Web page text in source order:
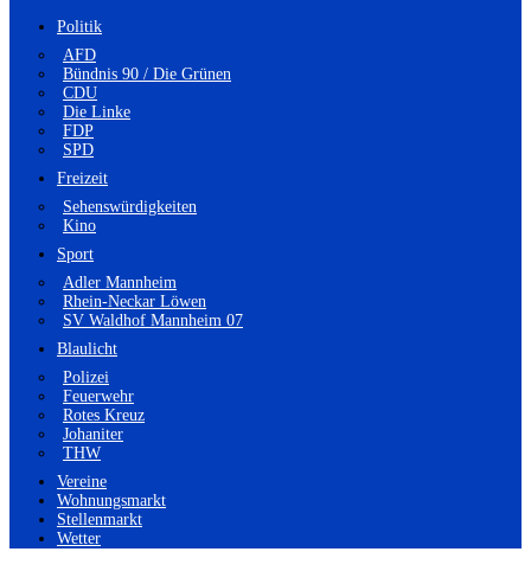
Politik
AFD
Bündnis 90 / Die Grünen
CDU
Die Linke
FDP
SPD
Freizeit
Sehenswürdigkeiten
Kino
Sport
Adler Mannheim
Rhein-Neckar Löwen
SV Waldhof Mannheim 07
Blaulicht
Polizei
Feuerwehr
Rotes Kreuz
Johaniter
THW
Vereine
Wohnungsmarkt
Stellenmarkt
Wetter